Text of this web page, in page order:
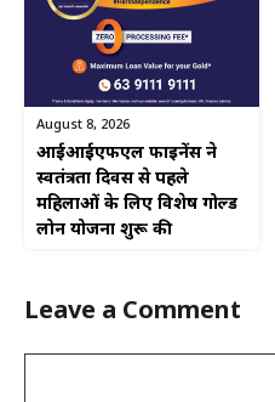
August 8, 2026
आईआईएफएल फाइनेंस ने
स्वतंत्रता दिवस से पहले
महिलाओं के लिए विशेष गोल्ड
लोन योजना शुरू की
Leave a Comment